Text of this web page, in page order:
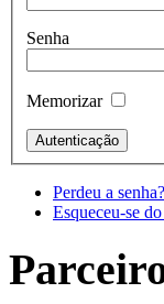
Senha
Memorizar
Perdeu a senha?
Esqueceu-se